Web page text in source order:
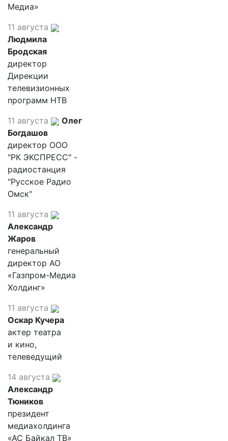
Медиа»
11 августа
Людмила
Бродская
директор
Дирекции
телевизионных
программ НТВ
11 августа
Олег
Богдашов
директор ООО
"РК ЭКСПРЕСС" -
радиостанция
"Русское Радио
Омск"
11 августа
Александр
Жаров
генеральный
директор АО
«Газпром-Медиа
Холдинг»
11 августа
Оскар Кучера
актер театра
и кино,
телеведущий
14 августа
Александр
Тюников
президент
медиахолдинга
«АС Байкал ТВ»